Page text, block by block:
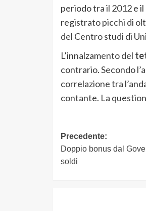
periodo tra il 2012 e
registrato picchi di
del Centro studi di
L’innalzamento del
contrario. Secondo
correlazione tra
contante. La
Navigazione
articolo
Precedente:
Doppio bonus dal
soldi